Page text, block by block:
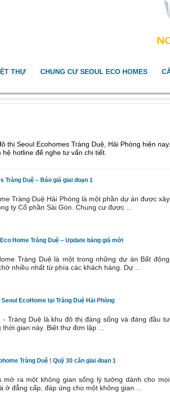
THỰ CHUNG CƯ SEOUL ECO HOMES
thị Seoul Ecohomes Tràng Duệ, Hải Phòng hiện nay.
hotline để nghe tư vấn chi tiết.
Tràng Duệ – Báo giá giai đoạn 1
Tràng Duệ Hải Phòng là một phần dự án được xây
ty Cổ phần Sài Gòn. Chung cư được ...
Home Tràng Duệ – Update bảng giá mới
Tràng Duệ là một trong những dự án Bất động
nhiều nhất từ phía các khách hàng. Dự ...
EcoHome tại Tràng Duệ Hải Phòng
- Tràng Duệ là khu đô thị đáng sống và đáng đầu tư
gian này. Biệt thự đơn lập ...
Tràng Duệ ! Quỹ 30 căn giai đoạn 1
mở ra một không gian sống lý tưởng dành cho mọi
ở đẳng cấp, đáp ứng cho một không gian ...